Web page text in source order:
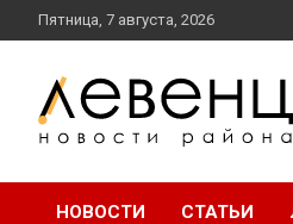
перейти
к
Пятница, 7 августа, 2026
НОВОСТИ СТАТЬИ